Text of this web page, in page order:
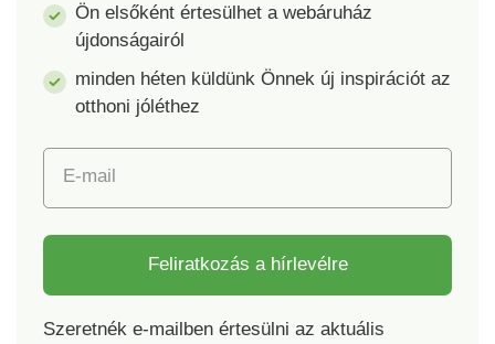
Ön elsőként értesülhet a webáruház
újdonságairól
minden héten küldünk Önnek új inspirációt az
otthoni jóléthez
E-mail
Feliratkozás a hírlevélre
Szeretnék e-mailben értesülni az aktuális